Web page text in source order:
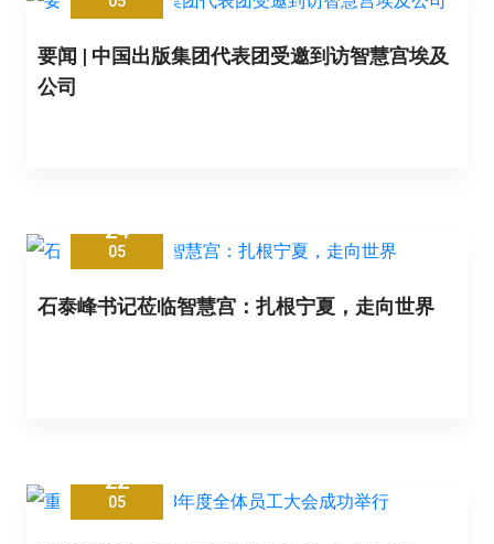
要闻 | 中国出版集团代表团受邀到访智慧宫埃及
公司
24
05
石泰峰书记莅临智慧宫：扎根宁夏，走向世界
22
05